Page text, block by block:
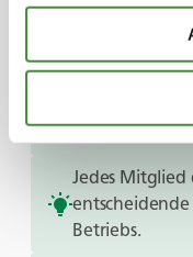
Wussten Sie?
der die
verarbeitet
Jedes Mitglied
Betriebs.